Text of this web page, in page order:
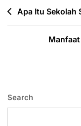
Post
Apa Itu Sekolah
Search